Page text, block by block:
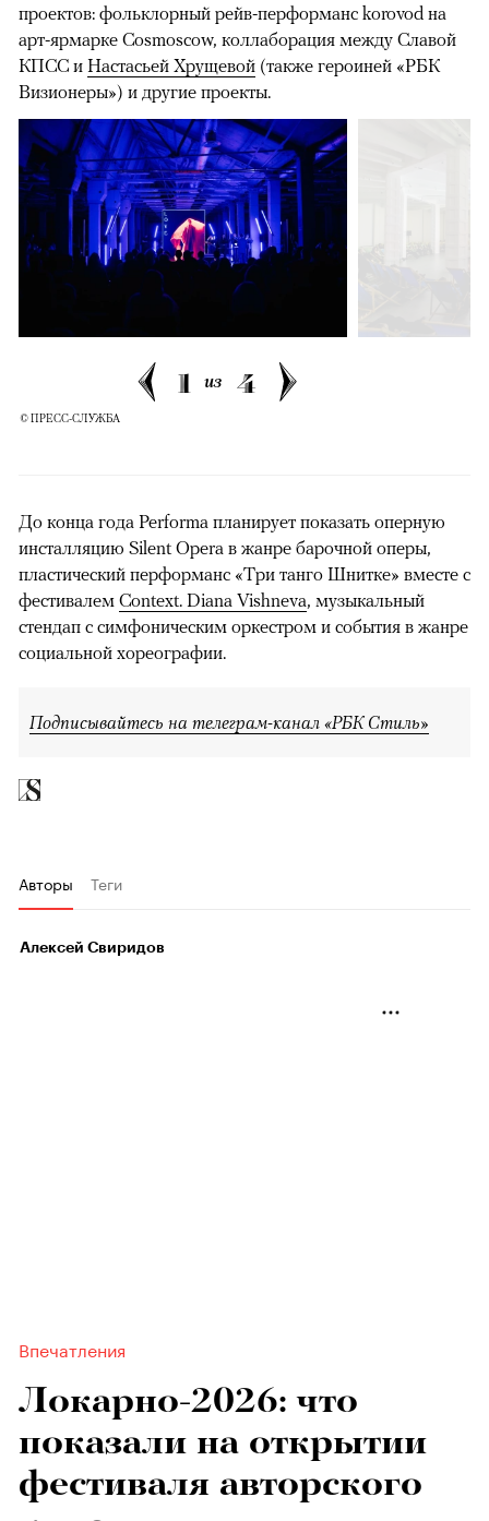
проектов: фольклорный рейв-перформанс korovod на
арт-ярмарке Cosmoscow, коллаборация между Славой
КПСС и Настасьей Хрущевой (также героиней «РБК
Визионеры») и другие проекты.
1 из 4
© ПРЕСС-СЛУЖБА
До конца года Performa планирует показать оперную
инсталляцию Silent Opera в жанре барочной оперы,
пластический перформанс «Три танго Шнитке» вместе с
фестивалем Context. Diana Vishneva, музыкальный
стендап с симфоническим оркестром и события в жанре
социальной хореографии.
Подписывайтесь на телеграм-канал «РБК Стиль»
Авторы Теги
Алексей Свиридов
Впечатления
Локарно-2026: что
показали на открытии
фестиваля авторского